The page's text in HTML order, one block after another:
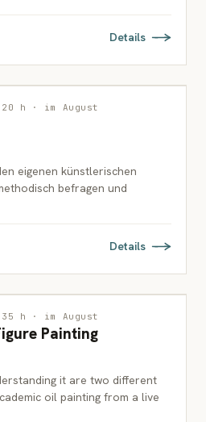
Details
h · im August
eigenen künstlerischen
befragen und
Details
h · im August
Painting
it are two different
oil painting from a live